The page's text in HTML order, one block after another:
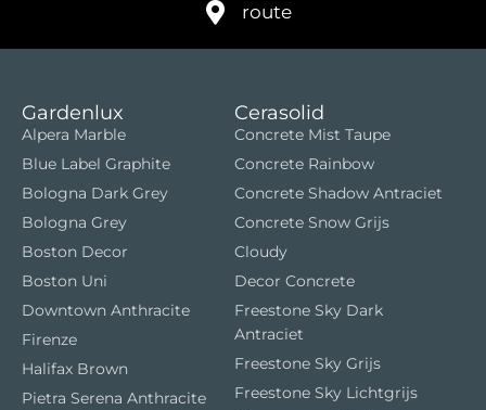
route
Gardenlux
Alpera Marble
Blue Label Graphite
Bologna Dark Grey
Bologna Grey
Boston Decor
Boston Uni
Downtown Anthracite
Firenze
Halifax Brown
Pietra Serena Anthracite
Cerasolid
Concrete Mist Taupe
Concrete Rainbow
Concrete Shadow Antraciet
Concrete Snow Grijs
Cloudy
Decor Concrete
Freestone Sky Dark
Antraciet
Freestone Sky Grijs
Freestone Sky Lichtgrijs